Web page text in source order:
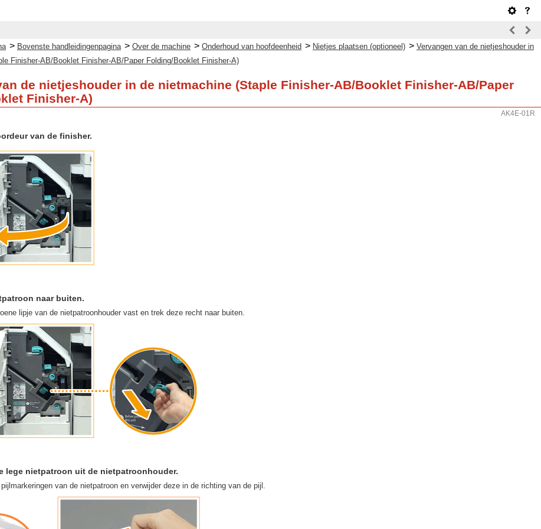
> Bovenste handleidingenpagina > Over de machine > Onderhoud van hoofdeenheid > Nietjes plaatsen (optioneel) > Vervangen van de nietjeshouder in
Finisher-AB/Booklet Finisher-AB/Paper Folding/Booklet Finisher-A)
de nietjeshouder in de nietmachine (Staple Finisher-AB/Booklet Finisher-AB/Paper
Finisher-A)
AK4E-01R
van de finisher.
naar buiten.
lipje van de nietpatroonhouder vast en trek deze recht naar buiten.
lege nietpatroon uit de nietpatroonhouder.
van de nietpatroon en verwijder deze in de richting van de pijl.